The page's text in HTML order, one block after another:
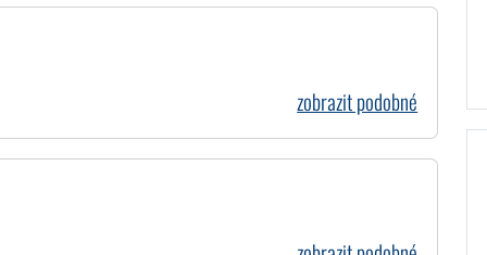
zobrazit podobné